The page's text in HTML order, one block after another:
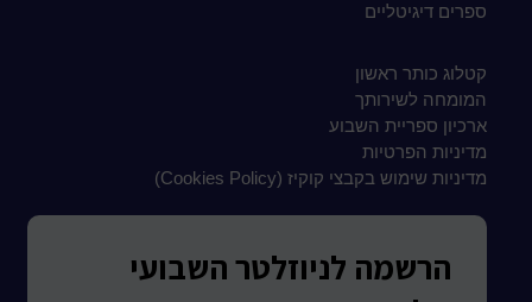
ספרים דיגיטליים
קטלוג כותר ראשון
המומחה לשירותך
ארכיון ספריית השבוע
מדיניות הפרטיות
מדיניות שימוש בקבצי קוקיז (Cookies Policy)